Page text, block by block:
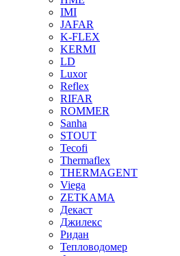
IMI
JAFAR
K-FLEX
KERMI
LD
Luxor
Reflex
RIFAR
ROMMER
Sanha
STOUT
Tecofi
Thermaflex
THERMAGENT
Viega
ZETKAMA
Декаст
Джилекс
Ридан
Тепловодомер